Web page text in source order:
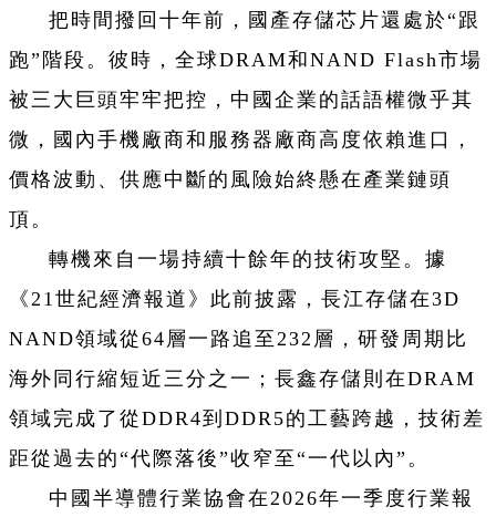
把時間撥回十年前，國產存儲芯片還處於“跟
跑”階段。彼時，全球DRAM和NAND Flash市場
被三大巨頭牢牢把控，中國企業的話語權微乎其
微，國內手機廠商和服務器廠商高度依賴進口，
價格波動、供應中斷的風險始終懸在產業鏈頭
頂。
轉機來自一場持續十餘年的技術攻堅。據
《21世紀經濟報道》此前披露，長江存儲在3D
NAND領域從64層一路追至232層，研發周期比
海外同行縮短近三分之一；長鑫存儲則在DRAM
領域完成了從DDR4到DDR5的工藝跨越，技術差
距從過去的“代際落後”收窄至“一代以內”。
中國半導體行業協會在2026年一季度行業報